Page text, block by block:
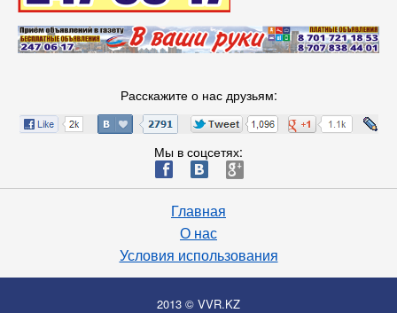
Расскажите о нас друзьям:
Мы в соцсетях:
ä æ è
Главная
О нас
Условия использования
2013 © VVR.KZ